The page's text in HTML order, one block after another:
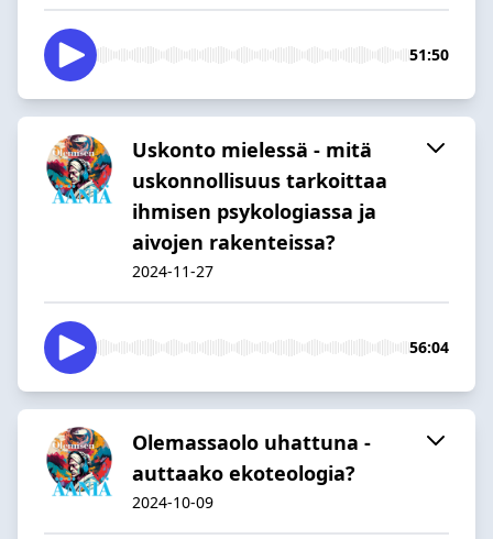
51:50
Uskonto mielessä - mitä
uskonnollisuus tarkoittaa
ihmisen psykologiassa ja
aivojen rakenteissa?
2024-11-27
56:04
Olemassaolo uhattuna -
auttaako ekoteologia?
2024-10-09